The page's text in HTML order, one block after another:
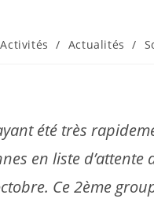
Activités / Actualités /
été très
en liste d’attente
Ce 2ème